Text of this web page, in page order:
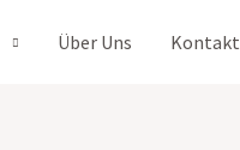
Über Uns Kontakt